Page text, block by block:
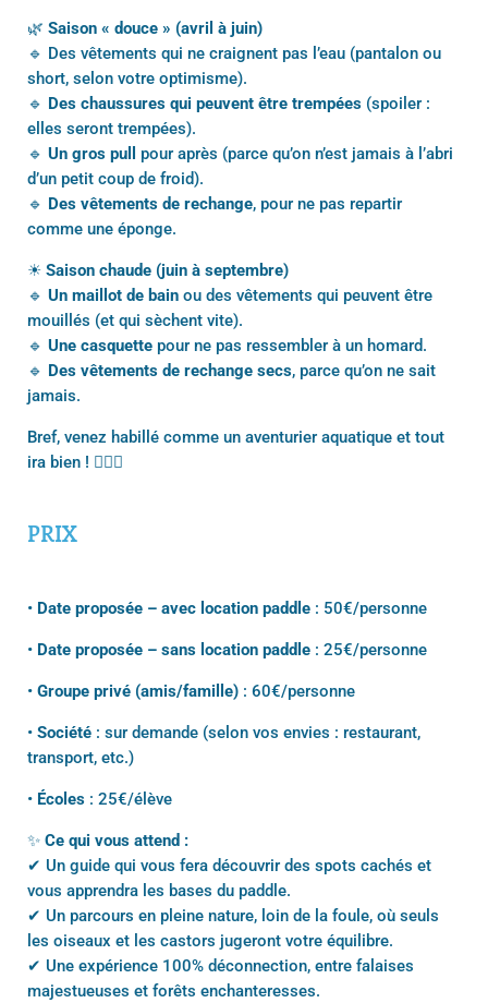
🌿 Saison « douce » (avril à juin)
🔹 Des vêtements qui ne craignent pas l’eau (pantalon ou
short, selon votre optimisme).
🔹 Des chaussures qui peuvent être trempées (spoiler :
elles seront trempées).
🔹 Un gros pull
pour après (parce qu’on n’est jamais à l’abri
d’un petit coup de froid).
🔹 Des vêtements de rechange, pour ne pas repartir
comme une éponge.
☀ Saison chaude (juin à septembre)
🔹 Un maillot de bain ou des vêtements qui peuvent être
mouillés (et qui sèchent vite).
🔹 Une casquette pour ne pas ressembler à un homard.
🔹 Des vêtements de rechange secs, parce qu’on ne sait
jamais.
Bref, venez habillé comme un aventurier aquatique et tout
ira bien ! 🚣‍♂️✨
PRIX
• Date proposée – avec location paddle : 50€/personne
• Date proposée – sans location paddle : 25€/personne
• Groupe privé (amis/famille) : 60€/personne
• Société : sur demande (selon vos envies : restaurant,
transport, etc.)
• Écoles : 25€/élève
✨ Ce qui vous attend :
✔ Un guide qui vous fera découvrir des spots cachés et
vous apprendra les bases du paddle.
✔ Un parcours en pleine nature, loin de la foule, où seuls
les oiseaux et les castors jugeront votre équilibre.
✔ Une expérience 100% déconnection, entre falaises
majestueuses et forêts enchanteresses.